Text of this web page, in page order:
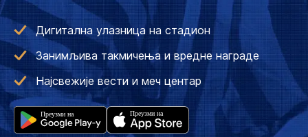
Дигитална улазница на стадион
Занимљива такмичења и вредне награде
Најсвежије вести и меч центар